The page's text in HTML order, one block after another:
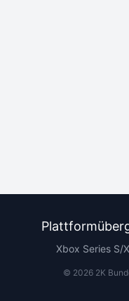
Xbox Series S/
© 20262K